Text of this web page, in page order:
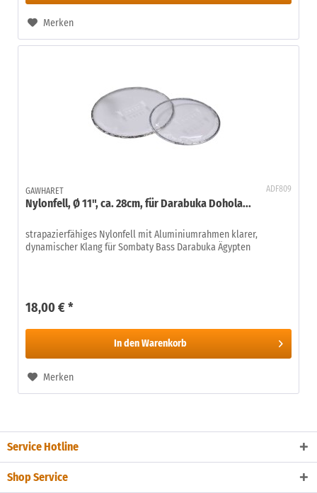
Merken
ADF809
GAWHARET
Nylonfell, Ø 11", ca. 28cm, für Darabuka Dohola...
strapazierfähiges Nylonfell mit Aluminiumrahmen klarer,
dynamischer Klang für Sombaty Bass Darabuka Ägypten
18,00 € *
In den Warenkorb
Merken
Service Hotline
Shop Service